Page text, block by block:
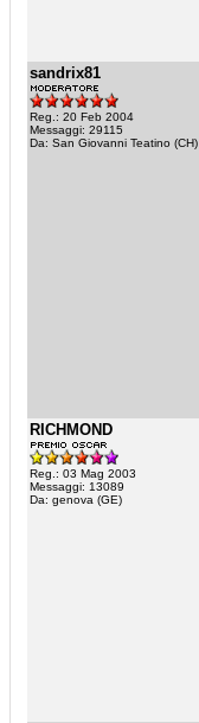
sandrix81
Reg.: 20 Feb 2004
Messaggi: 29115
Da: San Giovanni Teatino (CH)
RICHMOND
Reg.: 03 Mag 2003
Messaggi: 13089
Da: genova (GE)